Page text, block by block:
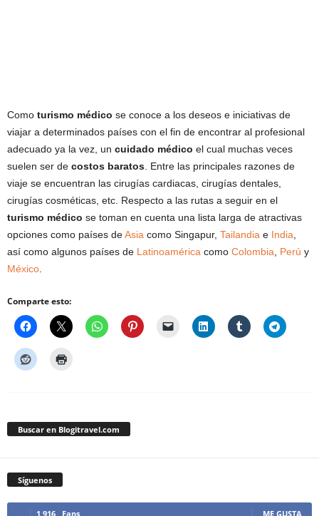
Como turismo médico se conoce a los deseos e iniciativas de
viajar a determinados países con el fin de encontrar al profesional
adecuado ya la vez, un cuidado médico el cual muchas veces
suelen ser de costos baratos . Entre las principales razones de
viaje se encuentran las cirugías cardiacas, cirugías dentales,
cirugías cosméticas, etc. Respecto a las rutas a seguir en el
turismo médico se toman en cuenta una lista larga de atractivas
opciones como países deAsia como Singapur, Tailandia e India
así como algunos países de Latinoamérica como Colombia Perú y
México
Comparte esto:
Buscar en Blogitravel.com
Síguenos
1,916 Fans ME GUSTA